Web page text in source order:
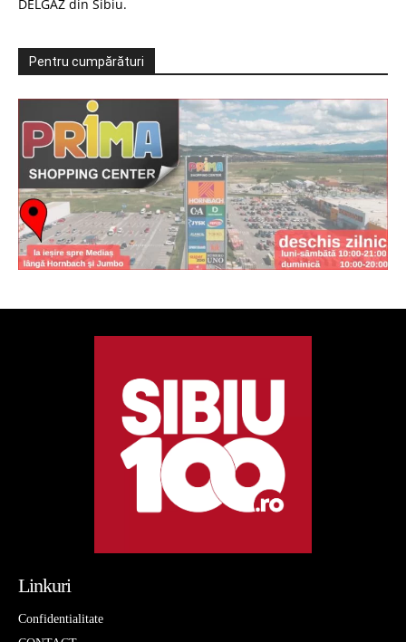
DELGAZ din Sibiu.
Pentru cumpărături
Linkuri
Confidentialitate